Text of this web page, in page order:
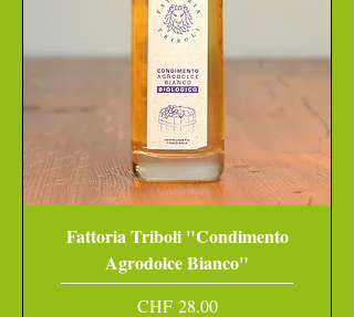
Fattoria Triboli "Condimento
Agrodolce Bianco"
Preis
CHF 28.00